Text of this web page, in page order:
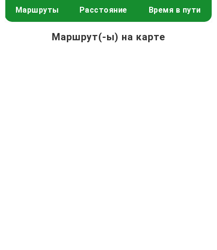
Маршруты Расстояние Время в пути
Маршрут(-ы) на карте